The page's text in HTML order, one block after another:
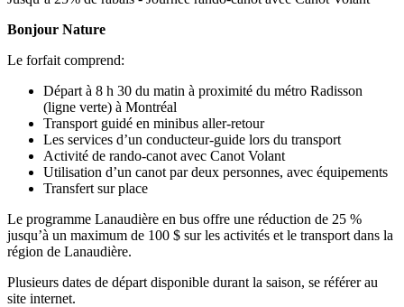
Bonjour Nature
Le forfait comprend:
Départ à 8 h 30 du matin à proximité du métro Radisson
(ligne verte) à Montréal
Transport guidé en minibus aller-retour
Les services d’un conducteur-guide lors du transport
Activité de rando-canot avec Canot Volant
Utilisation d’un canot par deux personnes, avec équipements
Transfert sur place
Le programme Lanaudière en bus offre une réduction de 25 %
jusqu’à un maximum de 100 $ sur les activités et le transport dans la
région de Lanaudière.
Plusieurs dates de départ disponible durant la saison, se référer au
site internet.